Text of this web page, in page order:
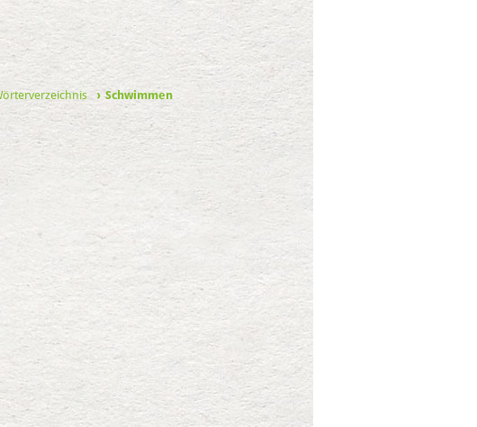
Schwimmen